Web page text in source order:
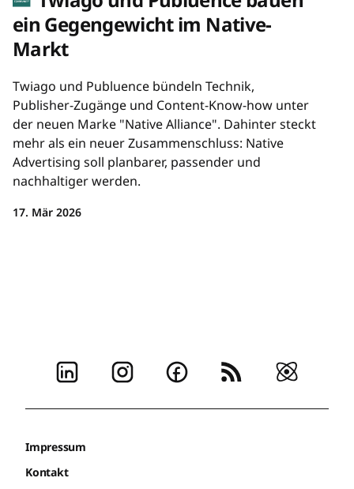
ein Gegengewicht im Native-
Markt
Twiago und Publuence bündeln Technik,
Publisher-Zugänge und Content-Know-how unter
der neuen Marke "Native Alliance". Dahinter steckt
mehr als ein neuer Zusammenschluss: Native
Advertising soll planbarer, passender und
nachhaltiger werden.
17. Mär 2026
Impressum
Kontakt